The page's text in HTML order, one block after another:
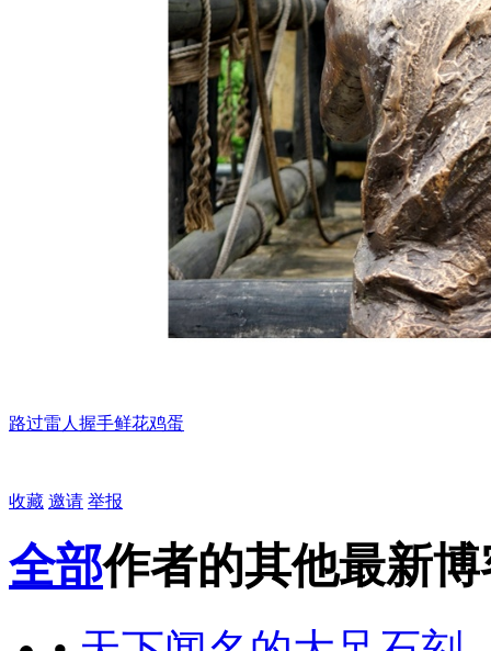
路过雷人 握手鲜花鸡蛋
收藏 邀请 举报
全部作者的其他最新博